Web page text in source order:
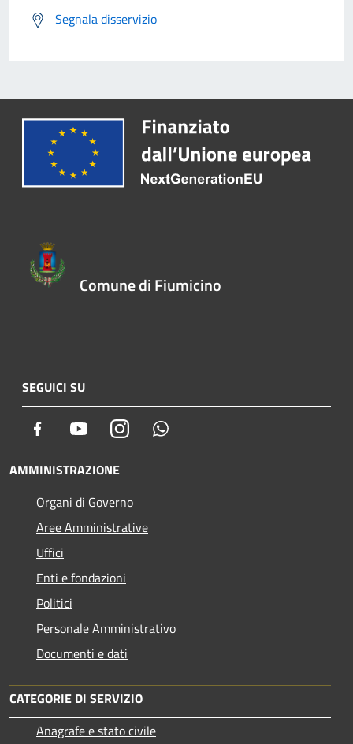
Segnala disservizio
Comune di Fiumicino
SEGUICI SU
Facebook YoutubeInstagram
AMMINISTRAZIONE
Organi di Governo
Aree Amministrative
Uffici
Enti e fondazioni
Politici
Personale Amministrativo
Documenti e dati
CATEGORIE DI SERVIZIO
Anagrafe e stato civile